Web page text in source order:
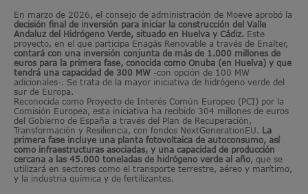
En marzo de 2026, el consejo de administración de Moeve aprobó la
decisión final de inversión para iniciar la construcción del Valle
Andaluz del Hidrógeno Verde, situado en Huelva y Cádiz. Este
proyecto, en el que participa Enagás Renovable a través de Enalter,
contará con una inversión conjunta de más de 1.000 millones de
euros para la primera fase, conocida como Onuba (en Huelva) y que
tendrá una capacidad de 300 MW -con opción de 100 MW
adicionales-. Se trata de la mayor iniciativa de hidrógeno verde del
sur de Europa.
Reconocida como Proyecto de Interés Común Europeo (PCI) por la
Comisión Europea, esta iniciativa ha recibido 304 millones de euros
del Gobierno de España a través del Plan de Recuperación,
Transformación y Resiliencia, con fondos NextGenerationEU. La
primera fase incluye una planta fotovoltaica de autoconsumo, así
como infraestructuras asociadas, y una capacidad de producción
cercana a las 45.000 toneladas de hidrógeno verde al año , que se
utilizará en sectores como el transporte terrestre, aéreo y marítimo,
y la industria química y de fertilizantes.